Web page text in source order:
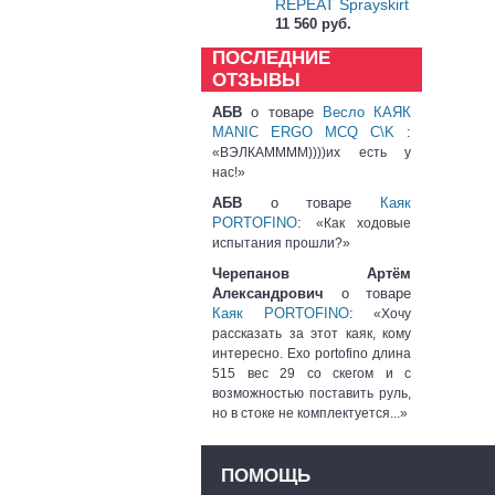
REPEAT Sprayskirt
11 560 руб.
ПОСЛЕДНИЕ
ОТЗЫВЫ
АБВ о товаре
Весло КАЯК
MANIC ERGO MCQ C\K :
«ВЭЛКАММММ))))их есть у
нас!»
АБВ о товаре
Каяк
PORTOFINO: «Как ходовые
испытания прошли?»
Черепанов Артём
Александрович о товаре
Каяк PORTOFINO: «Хочу
рассказать за этот каяк, кому
интересно. Exo portofino длина
515 вес 29 со скегом и с
возможностью поставить руль,
но в стоке не комплектуется...»
ПОМОЩЬ